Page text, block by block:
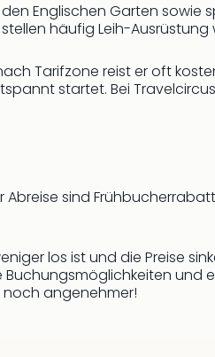
Englischen Garten sowie
häufig Leih-Ausrüstung
Tarifzone reist er oft
startet. Bei
sind
los ist und die Preise
und
noch angenehmer!